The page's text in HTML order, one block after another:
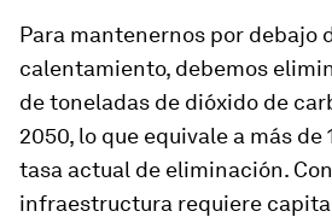
Para mantenernos por debajo
calentamiento, debemos
de toneladas de dióxido de
2050, lo que equivale a más de
tasa actual de eliminación.
infraestructura requiere